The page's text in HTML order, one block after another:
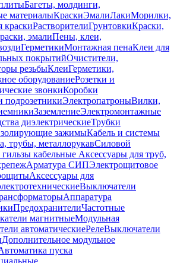
Багеты, молдинги,
материалыКраскиЭмалиЛакиМорилки,
краскиРастворителиГрунтовкиКраски,
эмалиПены, клеи,
ГерметикиМонтажная пенаКлеи для
покрытийОчистители,
резьбыКлеиГерметики,
оборудованиеРозетки и
звонкиКоробки
подрозетникиЭлектропатроныВилки,
ЗаземлениеЭлектромонтажные
диэлектрическиеТрубки
зажимыКабель и системы
трубы, металлорукавСиловой
кабельные Аксессуары для труб,
Арматура СИПЭлектрощитовое
Аксессуары для
Выключатели
Аппаратура
ПредохранителиЧастотные
магнитныеМодульная
автоматическиеРелеВыключатели
Дополнительное модульное
пуска